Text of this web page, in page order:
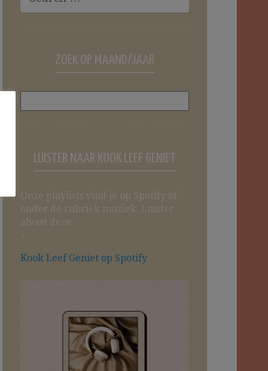
ZOEK OP MAAND/JAAR
LUISTER NAAR KOOK LEEF GENIET
Onze playlists vind je op Spotify of
onder de rubriek muziek. Luister
alvast deze
↓
Kook Leef Geniet op Spotify